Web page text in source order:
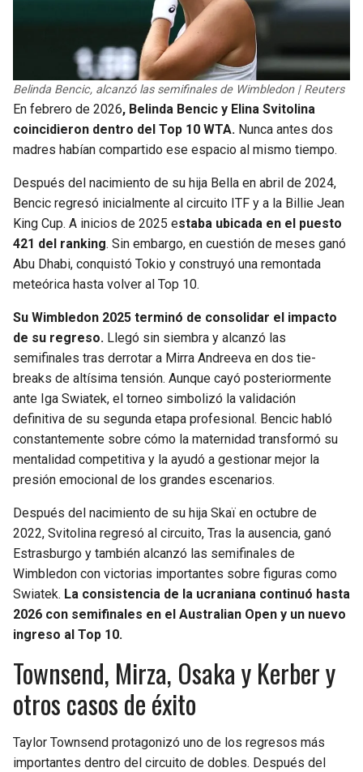
Belinda Bencic, alcanzó las semifinales de Wimbledon | Reuters
En febrero de 2026, Belinda Bencic y Elina Svitolina
coincidieron dentro del Top 10 WTA. Nunca antes dos
madres habían compartido ese espacio al mismo tiempo.
Después del nacimiento de su hija Bella en abril de 2024,
Bencic regresó inicialmente al circuito ITF y a la Billie Jean
King Cup. A inicios de 2025 estaba ubicada en el puesto
421 del ranking. Sin embargo, en cuestión de meses ganó
Abu Dhabi, conquistó Tokio y construyó una remontada
meteórica hasta volver al Top 10.
Su Wimbledon 2025 terminó de consolidar el impacto
de su regreso. Llegó sin siembra y alcanzó las
semifinales tras derrotar a Mirra Andreeva en dos tie-
breaks de altísima tensión. Aunque cayó posteriormente
ante Iga Swiatek, el torneo simbolizó la validación
definitiva de su segunda etapa profesional. Bencic habló
constantemente sobre cómo la maternidad transformó su
mentalidad competitiva y la ayudó a gestionar mejor la
presión emocional de los grandes escenarios.
Después del nacimiento de su hija Skaï en octubre de
2022, Svitolina regresó al circuito, Tras la ausencia, ganó
Estrasburgo y también alcanzó las semifinales de
Wimbledon con victorias importantes sobre figuras como
Swiatek. La consistencia de la ucraniana continuó hasta
2026 con semifinales en el Australian Open y un nuevo
ingreso al Top 10.
Townsend, Mirza, Osaka y Kerber y
otros casos de éxito
Taylor Townsend protagonizó uno de los regresos más
importantes dentro del circuito de dobles. Después del